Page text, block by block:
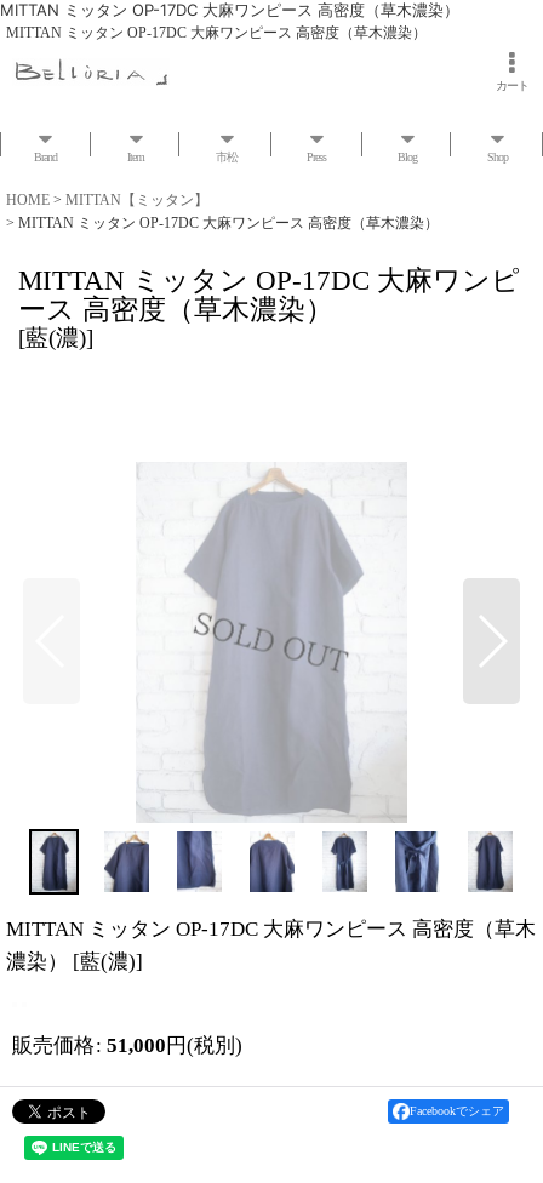
MITTAN ミッタン OP-17DC 大麻ワンピース 高密度（草木濃染）
MITTAN ミッタン OP-17DC 大麻ワンピース 高密度（草木濃染）
カート
Brand Item 市松 Press Blog Shop
HOME > MITTAN【ミッタン】
> MITTAN ミッタン OP-17DC 大麻ワンピース 高密度（草木濃染）
MITTAN ミッタン OP-17DC 大麻ワンピ
ース 高密度（草木濃染）
[藍(濃)]
MITTAN ミッタン OP-17DC 大麻ワンピース 高密度（草木
濃染）
[藍(濃)]
販売価格: 51,000 円(税別)
Facebookでシェア